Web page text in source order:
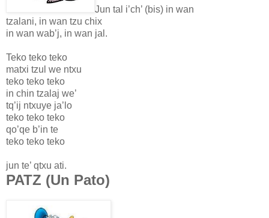
Jun tal i’ch’ (bis) in wan
tzalani, in wan tzu chix
in wan wab’j, in wan jal.
Teko teko teko
matxi tzul we ntxu
teko teko teko
in chin tzalaj we’
tq’ij ntxuye ja’lo
teko teko teko
qo’qe b’in te
teko teko teko
jun te’ qtxu ati.
PATZ (Un Pato)